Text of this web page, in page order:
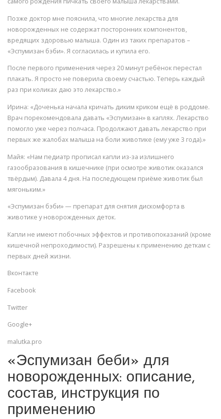
Позже доктор мне пояснила, что многие лекарства для
новорожденных не содержат посторонних компонентов,
вредящих здоровью малыша. Один из таких препаратов –
«Эспумизан бэби». Я согласилась и купила его.
После первого применения через 20 минут ребёнок перестал
плакать. Я просто не поверила своему счастью. Теперь каждый
раз при коликах даю это лекарство.»
Ирина: «Доченька начала кричать диким криком ещё в роддоме.
Врач порекомендовала давать «Эспумизан» в каплях. Лекарство
помогло уже через полчаса. Продолжают давать лекарство при
первых же жалобах малыша на боли животике (ему уже 3 года).»
Майя: «Нам педиатр прописал капли из-за излишнего
газообразования в кишечнике (при осмотре животик оказался
твёрдым). Давала 4 дня. На последующем приёме животик был
мягоньким.»
«Эспумизан бэби» — препарат для снятия дискомфорта в
животике у новорожденных деток.
Капли не имеют побочных эффектов и противопоказаний (кроме
кишечной непроходимости). Разрешены к применению деткам с
первых дней жизни.
Вконтакте
Facebook
Twitter
Google+
malutka.pro
«Эспумизан беби» для
новорожденных: описание,
состав, инструкция по
применению